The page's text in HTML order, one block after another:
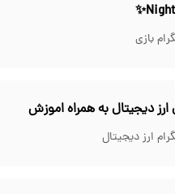
بازی
ارز دیجیتال به همراه اموزش
ارز دیجیتال